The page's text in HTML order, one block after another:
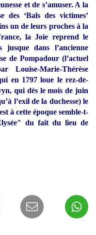
et de s’amuser. A la
‘Bals des victimes’
un de leurs proches à la
la Joie reprend le
jusque dans l’ancienne
de Pompadour (l’actuel
Louise-Marie-Thérèse
en 1797 loue le rez-de-
qui dès le mois de juin
l’exil de la duchesse) le
à cette époque semble-t-
du fait du lieu de